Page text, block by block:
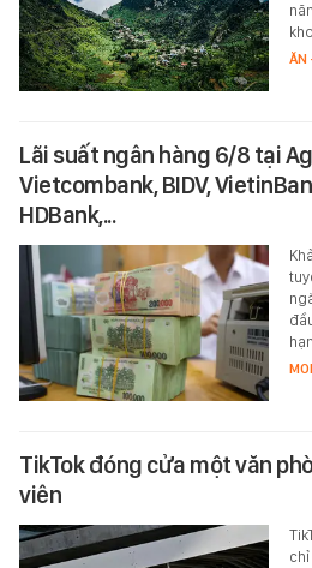
ĂN
Lãi suất ngân hàng 6/8 tại
Vietcombank, BIDV,
HDBank,...
TikTok đóng cửa một văn
viên